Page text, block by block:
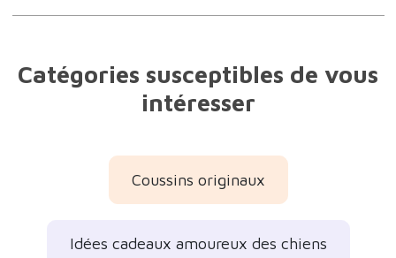
Catégories susceptibles de vous
intéresser
Coussins originaux
Idées cadeaux amoureux des chiens